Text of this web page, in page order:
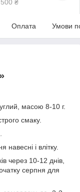
₴
Оплата Умови
масою 8-10 г.
смаку.
і влітку.
через 10-12 днів,
серпня для